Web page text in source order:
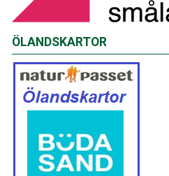
ÖLANDSKARTOR